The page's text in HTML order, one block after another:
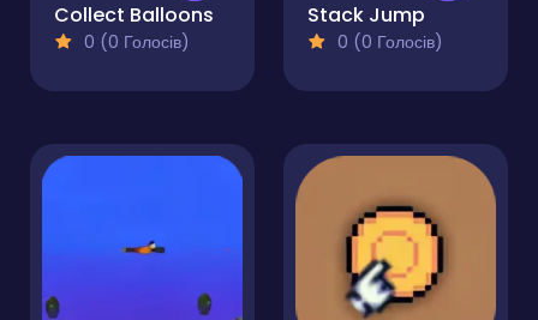
Collect Balloons
0 (0 Голосів)
Stack Jump
0 (0 Голосів)